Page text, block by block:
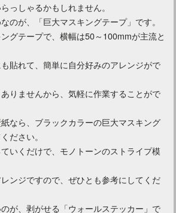
っしゃるかもしれません。
のが、「巨大マスキングテープ」です。
グテープで、横幅は50～100mmが主流と
貼れて、簡単に自分好みのアレンジがで
りませんから、気軽に作業することがで
なら、ブラックカラーの巨大マスキング
ださい。
いくだけで、モノトーンのストライプ模
ンジですので、ぜひとも参考にしてくだ
が、剥がせる「ウォールステッカー」で